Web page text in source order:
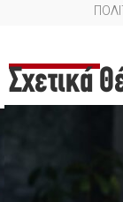
Σχετικά